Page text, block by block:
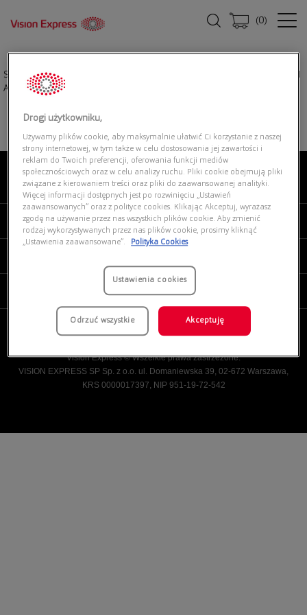
(0)
Strona główna|
Aviator Transitions
O NAS
MOJE VISION EXPRESS
Vision Express © Wszelkie prawa zastrzeżone.
VISION EXPRESS SP Sp. z o.o. ul. Domaniewska 39, 02-672 Warszawa,
KRS 0000017397, NIP 951-19-72-542
Drogi użytkowniku,
Używamy plików cookie, aby maksymalnie ułatwić Ci korzystanie z naszej
strony internetowej, w tym także w celu dostosowania jej zawartości i
reklam do Twoich preferencji, oferowania funkcji mediów
społecznościowych oraz w celu analizy ruchu. Pliki cookie obejmują pliki
związane z kierowaniem treści oraz pliki do zaawansowanej analityki.
Więcej informacji dostępnych jest po rozwinięciu „Ustawień
zaawansowanych” oraz z polityce cookies. Klikając Akceptuj, wyrażasz
zgodę na używanie przez nas wszystkich plików cookie. Aby zmienić
rodzaj wykorzystywanych przez nas plików cookie, prosimy kliknąć
„Ustawienia zaawansowane”.
Polityka Cookies
Ustawienia cookies
Odrzuć wszystkie Akceptuję